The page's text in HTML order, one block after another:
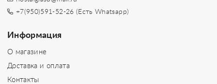
+7(950)591-52-26 (Есть Whatsapp)
Информация
О магазине
Доставка и оплата
Контакты